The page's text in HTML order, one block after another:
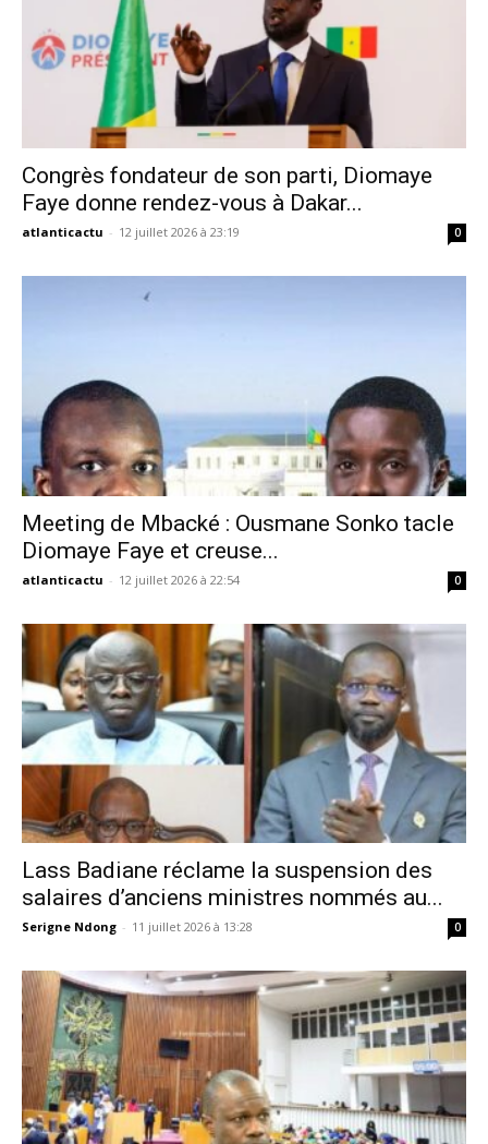
Congrès fondateur de son parti, Diomaye
Faye donne rendez-vous à Dakar...
atlanticactu - 12 juillet 2026 à 23:19 0
Meeting de Mbacké : Ousmane Sonko tacle
Diomaye Faye et creuse...
atlanticactu - 12 juillet 2026 à 22:54 0
Lass Badiane réclame la suspension des
salaires d’anciens ministres nommés au...
Serigne Ndong - 11 juillet 2026 à 13:28 0